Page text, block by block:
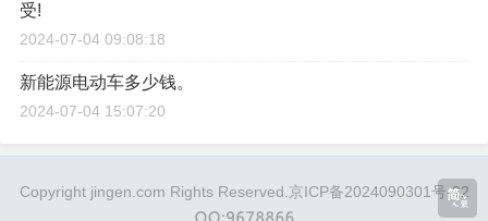
受!
2024-07-04 09:08:18
新能源电动车多少钱。
2024-07-04 15:07:20
Copyright jingen.com Rights Reserved. 京ICP备2024090301号-22